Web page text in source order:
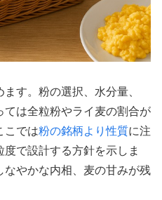
す。粉の選択、水分量、
は全粒粉やライ麦の割合が
こでは粉の銘柄より性質に注
で設計する方針を示しま
やかな内相、麦の甘みが残